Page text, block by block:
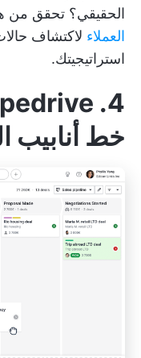
الحقيقي؟ تحقق من
العملاء لاكتشاف
استراتيجيتك.
خط أنابيب